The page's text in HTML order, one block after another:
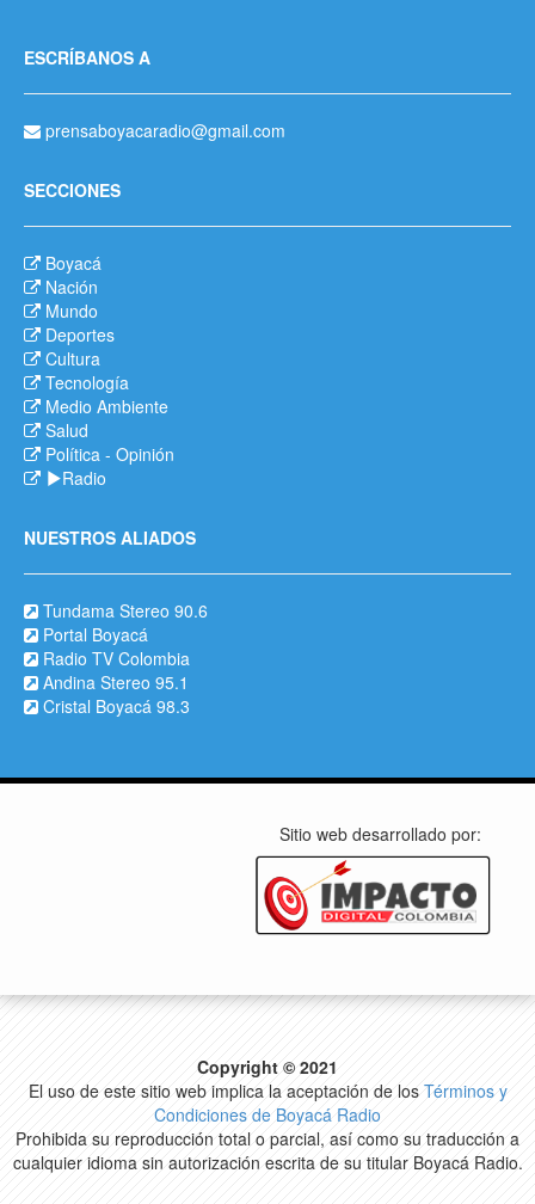
ESCRÍBANOS A
prensaboyacaradio@gmail.com
SECCIONES
Boyacá
Nación
Mundo
Deportes
Cultura
Tecnología
Medio Ambiente
Salud
Política - Opinión
Radio
NUESTROS ALIADOS
Tundama Stereo 90.6
Portal Boyacá
Radio TV Colombia
Andina Stereo 95.1
Cristal Boyacá 98.3
Sitio web desarrollado por:
Copyright © 2021
El uso de este sitio web implica la aceptación de los Términos y
Condiciones de Boyacá Radio
Prohibida su reproducción total o parcial, así como su traducción a
cualquier idioma sin autorización escrita de su titular Boyacá Radio.